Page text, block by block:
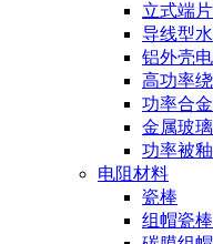
立式端
导线型
铝外壳
高功率
功率合
金属玻
功率被
电阻材料
瓷棒
组帽瓷棒